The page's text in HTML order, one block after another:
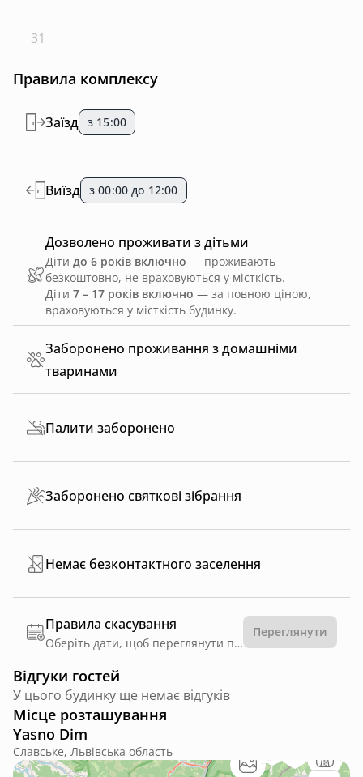
31
Правила комплексу
Заборонено проживання з домашніми
тваринами
Заїзд з 15:00
Виїзд з 00:00 до 12:00
Дозволено проживати з дітьми
Діти до 6 років включно — проживають
безкоштовно, не враховуються у місткість.
Діти 7 – 17 років включно — за повною ціною,
враховуються у місткість будинку.
Палити заборонено
Заборонено святкові зібрання
Немає безконтактного заселення
Правила скасування
Оберіть дати, щоб переглянути правила
Переглянути
Відгуки гостей
У цього будинку ще немає відгуків
Місце розташування
Yasno Dim
Славське, Львівська область